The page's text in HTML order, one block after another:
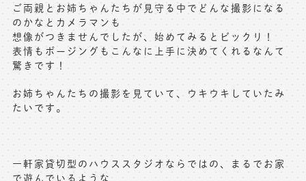
ご両親とお姉ちゃんたちが見守る中でどんな撮影になる
のかなとカメラマンも
想像がつきませんでしたが、始めてみるとビックリ！
表情もポージングもこんなに上手に決めてくれるなんて
驚きです！
お姉ちゃんたちの撮影を見ていて、ウキウキしていたみ
たいです。
一軒家貸切型のハウススタジオならではの、まるでお家
で遊んでいるような